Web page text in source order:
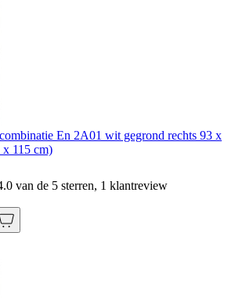
En 2A01 wit gegrond rechts 93 x
115 cm)
van de 5 sterren, 1 klantreview